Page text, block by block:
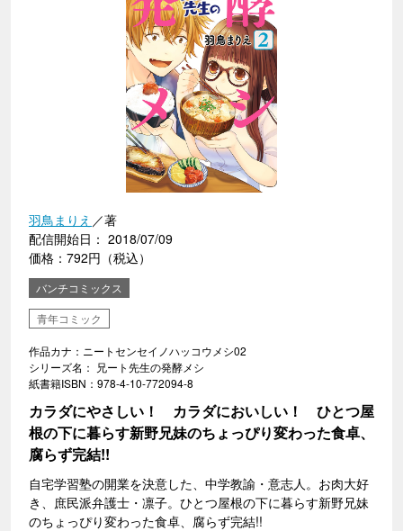
羽鳥まりえ ／著
配信開始日： 2018/07/09
価格：792円（税込）
バンチコミックス
青年コミック
作品カナ：ニートセンセイノハッコウメシ02
シリーズ名： 兄ート先生の発酵メシ
紙書籍ISBN：978-4-10-772094-8
カラダにやさしい！ カラダにおいしい！ ひとつ屋
根の下に暮らす新野兄妹のちょっぴり変わった食卓、
腐らず完結!!
自宅学習塾の開業を決意した、中学教諭・意志人。お肉大好
き、庶民派弁護士・凛子。ひとつ屋根の下に暮らす新野兄妹
のちょっぴり変わった食卓、腐らず完結!!